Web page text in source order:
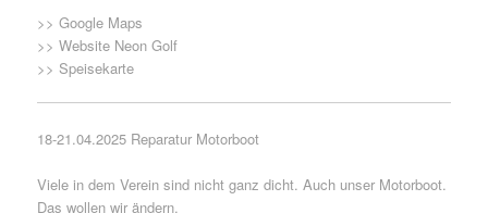
>>Google Maps
>>Website Neon Golf
>> Speisekarte
18-21.04.2025 Reparatur Motorboot
Viele in dem Verein sind nicht ganz dicht. Auch unser Motorboot.
Das wollen wir ändern.